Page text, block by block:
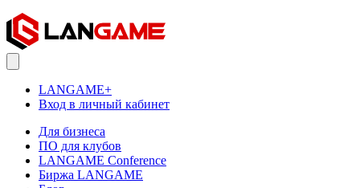
LANGAME+
Вход в личный кабинет
Для бизнеса
ПО для клубов
LANGAME Conference
Биржа LANGAME